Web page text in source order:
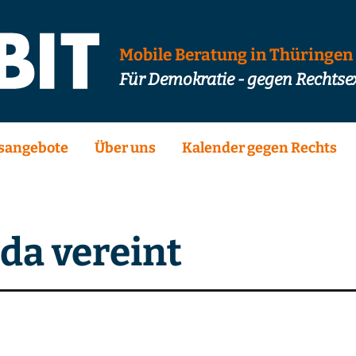
Mobile Beratung in Thüringen
Für Demokratie - gegen
Über uns Kalender gegen Rechts
vereint